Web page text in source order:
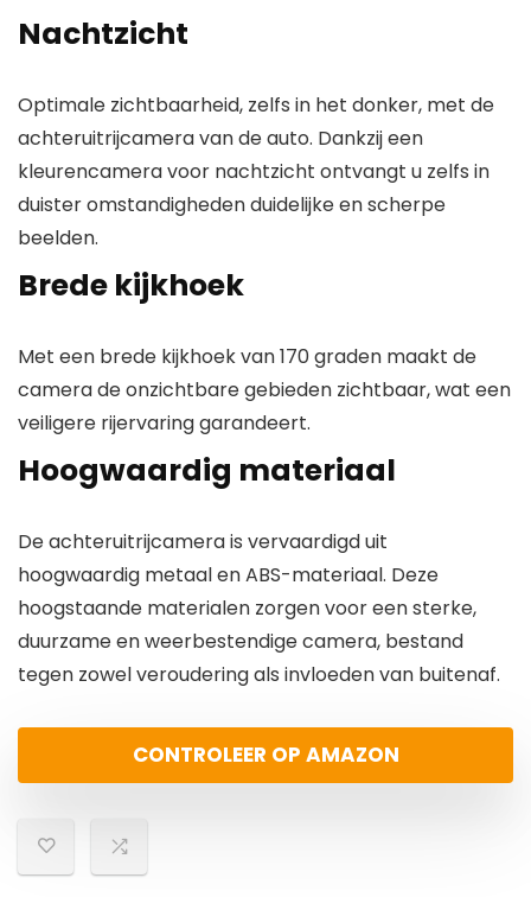
Nachtzicht
Optimale zichtbaarheid, zelfs in het donker, met de
achteruitrijcamera van de auto. Dankzij een
kleurencamera voor nachtzicht ontvangt u zelfs in
duister omstandigheden duidelijke en scherpe
beelden.
Brede kijkhoek
Met een brede kijkhoek van 170 graden maakt de
camera de onzichtbare gebieden zichtbaar, wat een
veiligere rijervaring garandeert.
Hoogwaardig materiaal
De achteruitrijcamera is vervaardigd uit
hoogwaardig metaal en ABS-materiaal. Deze
hoogstaande materialen zorgen voor een sterke,
duurzame en weerbestendige camera, bestand
tegen zowel veroudering als invloeden van buitenaf.
CONTROLEER OP AMAZON